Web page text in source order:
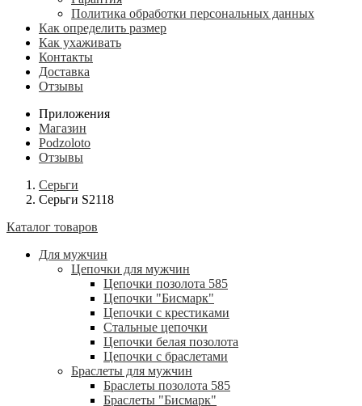
Политика обработки персональных данных
Как определить размер
Как ухаживать
Контакты
Доставка
Отзывы
Приложения
Магазин
Podzoloto
Отзывы
Серьги
Серьги S2118
Каталог товаров
Для мужчин
Цепочки для мужчин
Цепочки позолота 585
Цепочки "Бисмарк"
Цепочки с крестиками
Стальные цепочки
Цепочки белая позолота
Цепочки с браслетами
Браслеты для мужчин
Браслеты позолота 585
Браслеты "Бисмарк"